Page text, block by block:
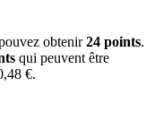
obtenir24 points.
qui peuvent être
€.